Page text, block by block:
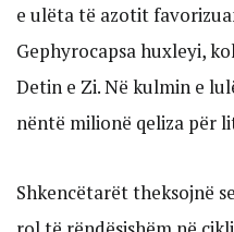
e ulëta të azotit
Gephyrocapsa huxleyi,
Detin e Zi. Në kulmin e
nëntë milionë qeliza për
Shkencëtarët theksojnë